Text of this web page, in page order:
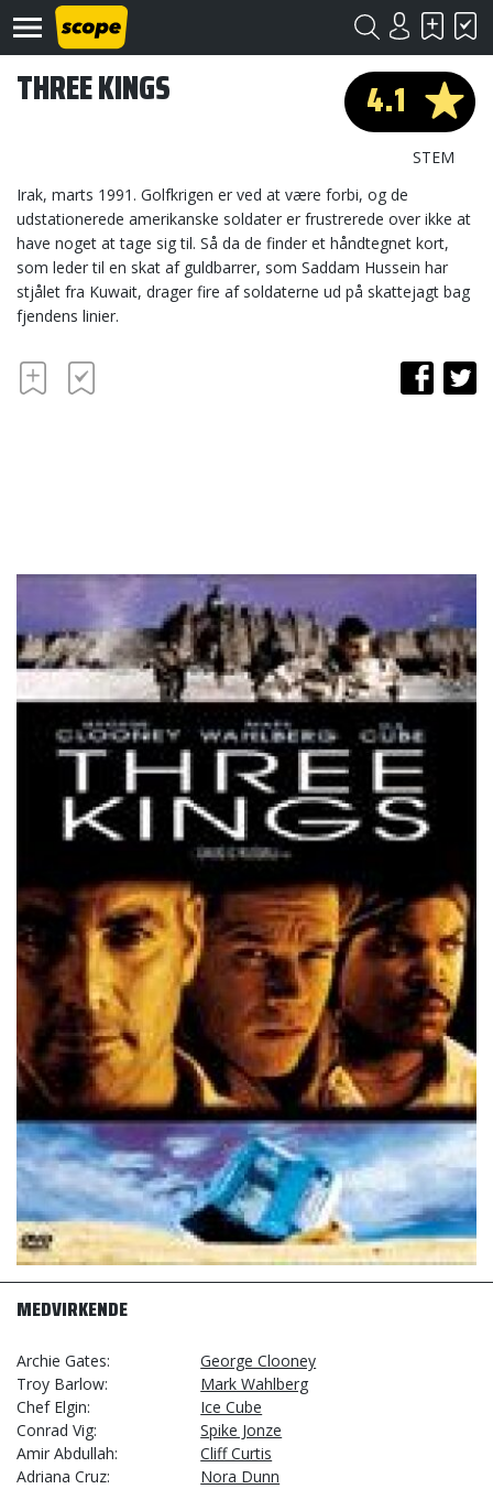
Om
Scope
4.1
STEM
THREE KINGS
Irak, marts 1991. Golfkrigen er ved at være forbi, og de
udstationerede amerikanske soldater er frustrerede over ikke at
have noget at tage sig til. Så da de finder et håndtegnet kort,
som leder til en skat af guldbarrer, som Saddam Hussein har
stjålet fra Kuwait, drager fire af soldaterne ud på skattejagt bag
fjendens linier.
MEDVIRKENDE
Archie Gates
George Clooney
Troy Barlow
Mark Wahlberg
Chef Elgin
Ice Cube
Conrad Vig
Spike Jonze
Amir Abdullah
Cliff Curtis
Adriana Cruz
Nora Dunn